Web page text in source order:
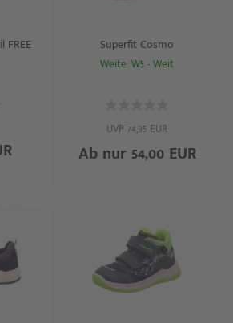
FREE
Superfit Cosmo
Weite: W5 - Weit
UVP 74,95 EUR
Ab nur 54,00 EUR